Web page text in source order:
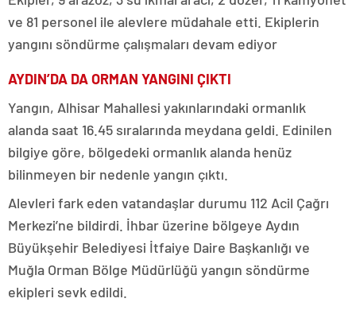
ve 81 personel ile alevlere müdahale etti. Ekiplerin
yangını söndürme çalışmaları devam ediyor
AYDIN’DA DA ORMAN YANGINI ÇIKTI
Yangın, Alhisar Mahallesi yakınlarındaki ormanlık
alanda saat 16.45 sıralarında meydana geldi. Edinilen
bilgiye göre, bölgedeki ormanlık alanda henüz
bilinmeyen bir nedenle yangın çıktı.
Alevleri fark eden vatandaşlar durumu 112 Acil Çağrı
Merkezi’ne bildirdi. İhbar üzerine bölgeye Aydın
Büyükşehir Belediyesi İtfaiye Daire Başkanlığı ve
Muğla Orman Bölge Müdürlüğü yangın söndürme
ekipleri sevk edildi.